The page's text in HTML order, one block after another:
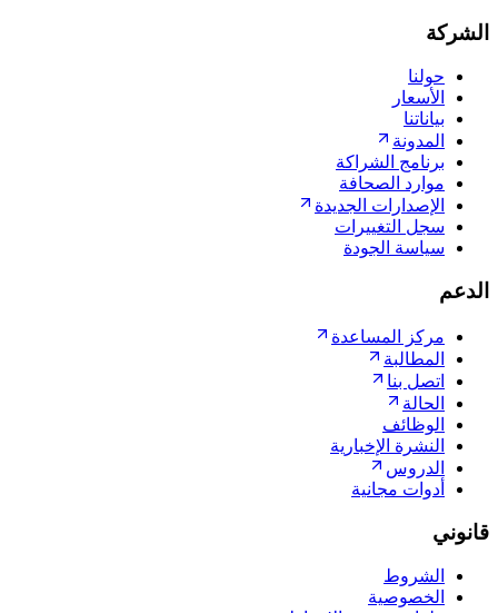
الشركة
حولنا
الأسعار
بياناتنا
المدونة
برنامج الشراكة
موارد الصحافة
الإصدارات الجديدة
سجل التغييرات
سياسة الجودة
الدعم
مركز المساعدة
المطالبة
اتصل بنا
الحالة
الوظائف
النشرة الإخبارية
الدروس
أدوات مجانية
قانوني
الشروط
الخصوصية